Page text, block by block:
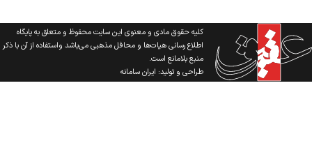
کلیه حقوق مادی و معنوی این سایت محفوظ و متعلق به پایگاه
اطلاع رسانی هیات‌ها و محافل مذهبی می‌باشد واستفاده از آن با ذکر
منبع بلامانع است.
طراحی و تولید:ایران سامانه